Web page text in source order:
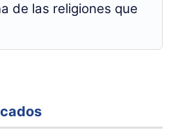
de las religiones que